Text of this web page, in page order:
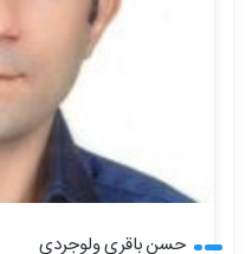
حسن باقری ولوجردی